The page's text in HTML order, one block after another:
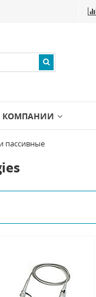
КОМПАНИИ
пассивные